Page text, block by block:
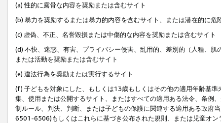
(a) 性的に露骨な内容を奨励または含むサイト
(b) 暴力を奨励するまたは暴力的内容を含むサイト、または潜在的に
(c) 虚偽、不正、名誉毀損または中傷的な内容を奨励または含むサイト
(d) 不快、迷惑、有害、プライバシー侵害、乱用的、差別的（人種、
または活動を奨励または含むサイト
(e) 違法行為を奨励または実行するサイト
(f) 子どもを対象にした、もしくは13歳もしくはその他の適用年齢基
集、使用または公開するサイト、またはすべての適用ある法令、条例
制ルール、判決、判断、または子どもの保護に関連する適用ある政府
6501-6506)もしくはこれらに基づき公布された規則、または児童オン